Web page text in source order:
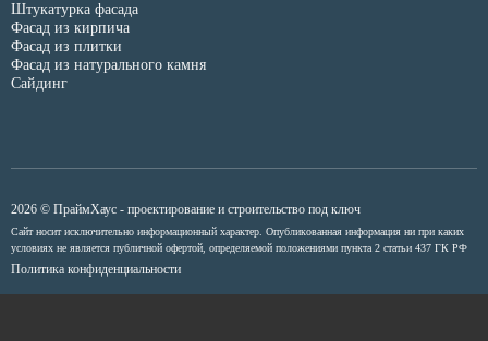
Штукатурка фасада
Фасад из кирпича
Фасад из плитки
Фасад из натурального камня
Сайдинг
2026 © ПраймХаус - проектирование и строительство под ключ
Сайт носит исключительно информационный характер. Опубликованная информация ни при каких
условиях не является публичной офертой, определяемой положениями пункта 2 статьи 437 ГК РФ
Политика конфиденциальности